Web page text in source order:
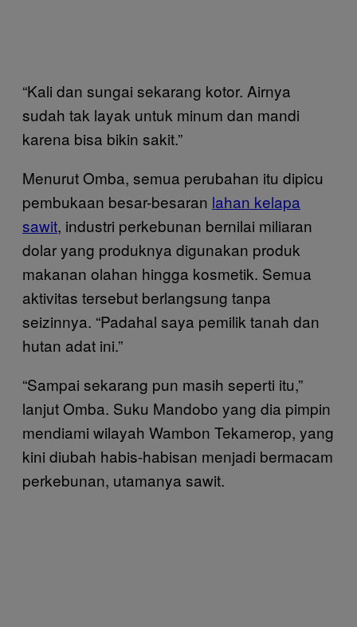
“Kali dan sungai sekarang kotor. Airnya
sudah tak layak untuk minum dan mandi
karena bisa bikin sakit.”
Menurut Omba, semua perubahan itu dipicu
pembukaan besar-besaran lahan kelapa
sawit, industri perkebunan bernilai miliaran
dolar yang produknya digunakan produk
makanan olahan hingga kosmetik. Semua
aktivitas tersebut berlangsung tanpa
seizinnya. “Padahal saya pemilik tanah dan
hutan adat ini.”
“Sampai sekarang pun masih seperti itu,”
lanjut Omba. Suku Mandobo yang dia pimpin
mendiami wilayah Wambon Tekamerop, yang
kini diubah habis-habisan menjadi bermacam
perkebunan, utamanya sawit.